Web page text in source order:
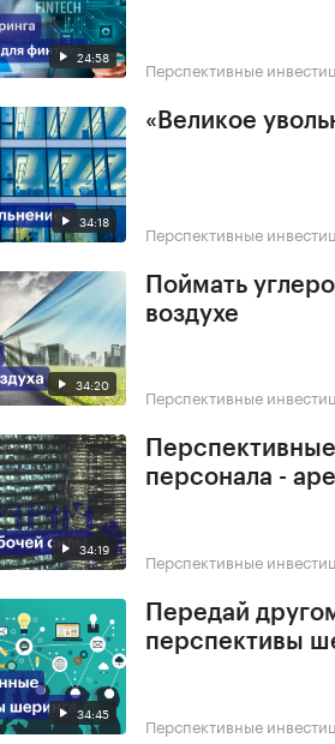
24:58 Перспективные
34:18
«Великое
Перспективные
34:20
Поймать
воздухе
Перспективные
34:19
персонала -
Перспективные
34:45
Передай
перспективы
Перспективные